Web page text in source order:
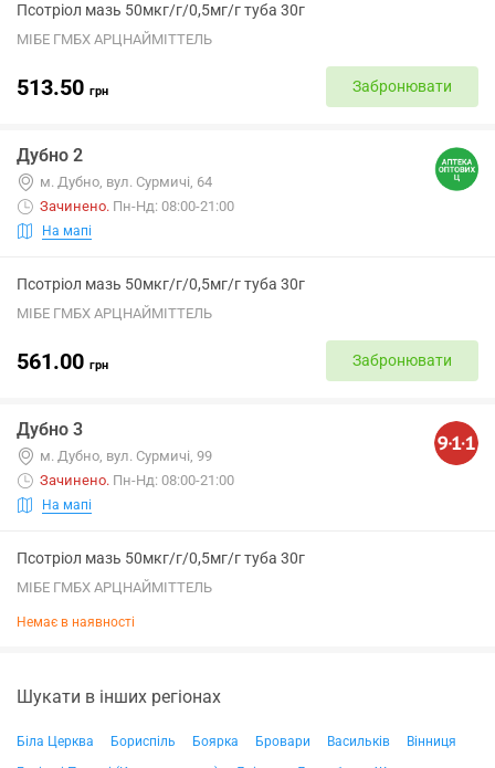
Псотріол мазь 50мкг/г/0,5мг/г туба 30г
МІБЕ ГМБХ АРЦНАЙМІТТЕЛЬ
513.50 грн Забронювати
Дубно 2
м. Дубно, вул. Сурмичі, 64
Зачинено. Пн-Нд: 08:00-21:00
На мапі
Псотріол мазь 50мкг/г/0,5мг/г туба 30г
МІБЕ ГМБХ АРЦНАЙМІТТЕЛЬ
561.00 грн Забронювати
Дубно 3
м. Дубно, вул. Сурмичі, 99
Зачинено. Пн-Нд: 08:00-21:00
На мапі
Псотріол мазь 50мкг/г/0,5мг/г туба 30г
МІБЕ ГМБХ АРЦНАЙМІТТЕЛЬ
Немає в наявності
Шукати в інших регіонах
Біла Церква Бориспіль Боярка Бровари Васильків
Вінниця